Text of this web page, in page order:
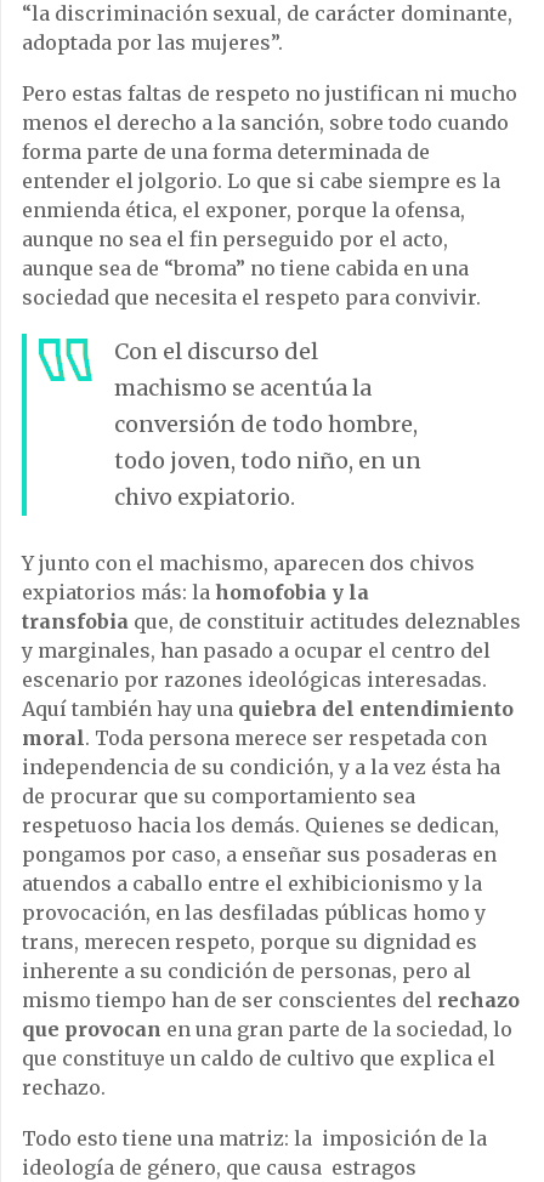
“la discriminación sexual, de carácter dominante,
adoptada por las mujeres”.
Pero estas faltas de respeto no justifican ni mucho
menos el derecho a la sanción, sobre todo cuando
forma parte de una forma determinada de
entender el jolgorio. Lo que si cabe siempre es la
enmienda ética, el exponer, porque la ofensa,
aunque no sea el fin perseguido por el acto,
aunque sea de “broma” no tiene cabida en una
sociedad que necesita el respeto para convivir.
Con el discurso del
machismo se acentúa la
conversión de todo hombre,
todo joven, todo niño, en un
chivo expiatorio.
Y junto con el machismo, aparecen dos chivos
expiatorios más: la homofobia y la
transfobia que, de constituir actitudes deleznables
y marginales, han pasado a ocupar el centro del
escenario por razones ideológicas interesadas.
Aquí también hay una quiebra del entendimiento
moral. Toda persona merece ser respetada con
independencia de su condición, y a la vez ésta ha
de procurar que su comportamiento sea
respetuoso hacia los demás. Quienes se dedican,
pongamos por caso, a enseñar sus posaderas en
atuendos a caballo entre el exhibicionismo y la
provocación, en las desfiladas públicas homo y
trans, merecen respeto, porque su dignidad es
inherente a su condición de personas, pero al
mismo tiempo han de ser conscientes del rechazo
que provocan en una gran parte de la sociedad, lo
que constituye un caldo de cultivo que explica el
rechazo.
Todo esto tiene una matriz: la imposición de la
ideología de género, que causa estragos